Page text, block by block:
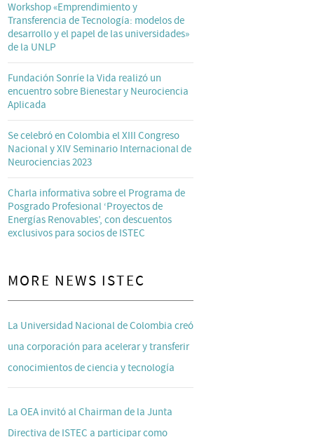
Workshop «Emprendimiento y
Transferencia de Tecnología: modelos de
desarrollo y el papel de las universidades»
de la UNLP
Fundación Sonríe la Vida realizó un
encuentro sobre Bienestar y Neurociencia
Aplicada
Se celebró en Colombia el XIII Congreso
Nacional y XIV Seminario Internacional de
Neurociencias 2023
Charla informativa sobre el Programa de
Posgrado Profesional ‘Proyectos de
Energías Renovables’, con descuentos
exclusivos para socios de ISTEC
MORE NEWS ISTEC
La Universidad Nacional de Colombia creó
una corporación para acelerar y transferir
conocimientos de ciencia y tecnología
La OEA invitó al Chairman de la Junta
Directiva de ISTEC a participar como